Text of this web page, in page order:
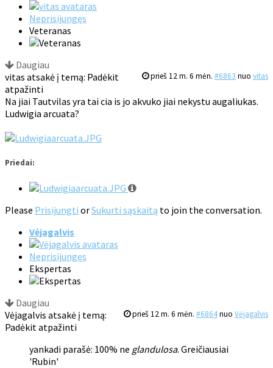
Neprisijungęs
Veteranas
Daugiau
prieš 12 m. 6 mėn. #6863 nuo vitas
vitas atsakė į temą: Padėkit
atpažinti
Na jiai Tautvilas yra tai cia is jo akvuko jiai nekystu augaliukas.
Ludwigia arcuata?
Priedai:
Please Prisijungti orSukurti sąskaitą to join the conversation.
Vėjagalvis
Neprisijungęs
Ekspertas
Daugiau
prieš 12 m. 6 mėn. #6864nuo Vėjagalvis
Vėjagalvis atsakė į temą:
Padėkit atpažinti
yankadi parašė: 100% ne glandulosa. Greičiausiai
'Rubin'